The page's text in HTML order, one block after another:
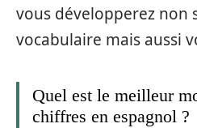
vous développerez non
vocabulaire mais aussi
Quel est le meilleur
chiffres en espagnol ?